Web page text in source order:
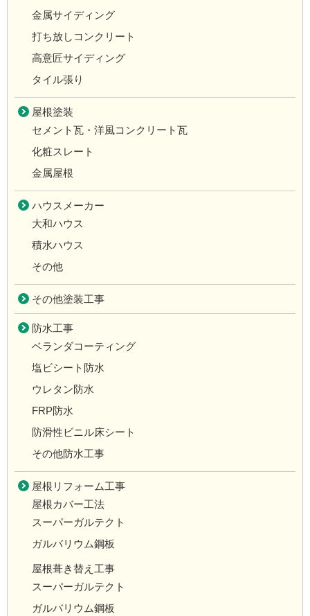
金属サイディング
打ち放しコンクリート
高意匠サイディング
タイル張り
屋根塗装
セメント瓦・洋風コンクリート瓦
化粧スレート
金属屋根
ハウスメーカー
大和ハウス
積水ハウス
その他
その他塗装工事
防水工事
ベランダコーティング
塩ビシート防水
ウレタン防水
FRP防水
防滑性ビニル床シート
その他防水工事
屋根リフォーム工事
屋根カバー工法
スーパーガルテクト
ガルバリウム鋼板
屋根葺き替え工事
スーパーガルテクト
ガルバリウム鋼板